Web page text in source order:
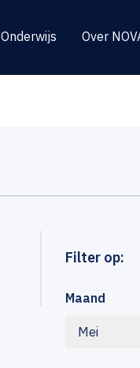
Onderwijs Over
Filter op:
Maand
Mei